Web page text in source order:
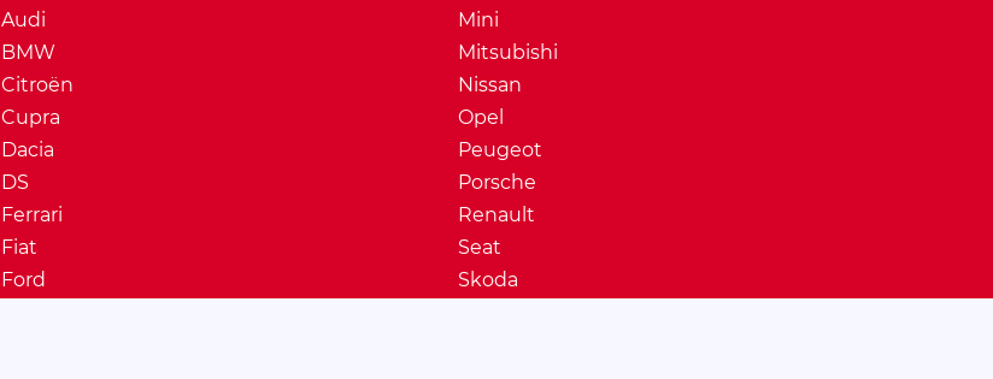
Audi
BMW
Citroën
Cupra
Dacia
DS
Ferrari
Fiat
Ford
Mini
Mitsubishi
Nissan
Opel
Peugeot
Porsche
Renault
Seat
Skoda